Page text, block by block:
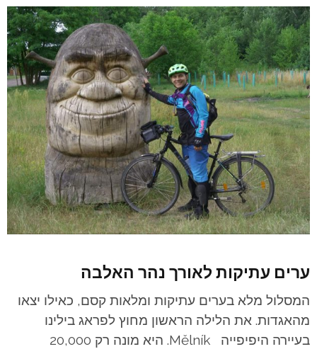
ערים עתיקות לאורך נהר האלבה
המסלול מלא בערים עתיקות ומלאות קסם, כאילו יצאו
מהאגדות. את הלילה הראשון מחוץ לפראג בילינו
בעיירה היפיפייה Mělník. היא מונה רק 20,000